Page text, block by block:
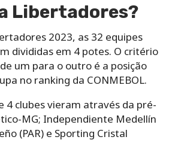
Libertadores?
2023, as 32 equipes
divididas em 4 potes. O critério
um para o outro é a posição
no ranking da CONMEBOL.
4 clubes vieram através da pré-
MG; Independiente Medellín
(PAR) e Sporting Cristal